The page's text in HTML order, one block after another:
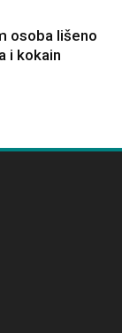
osoba lišeno
i kokain